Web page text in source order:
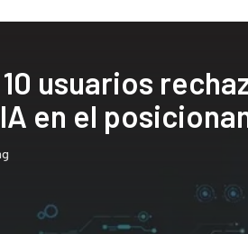
usuarios
en el